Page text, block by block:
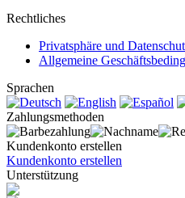
Rechtliches
Privatsphäre und
Allgemeine
Sprachen
Zahlungsmethoden
Kundenkonto erstellen
Kundenkonto erstellen
Unterstützung